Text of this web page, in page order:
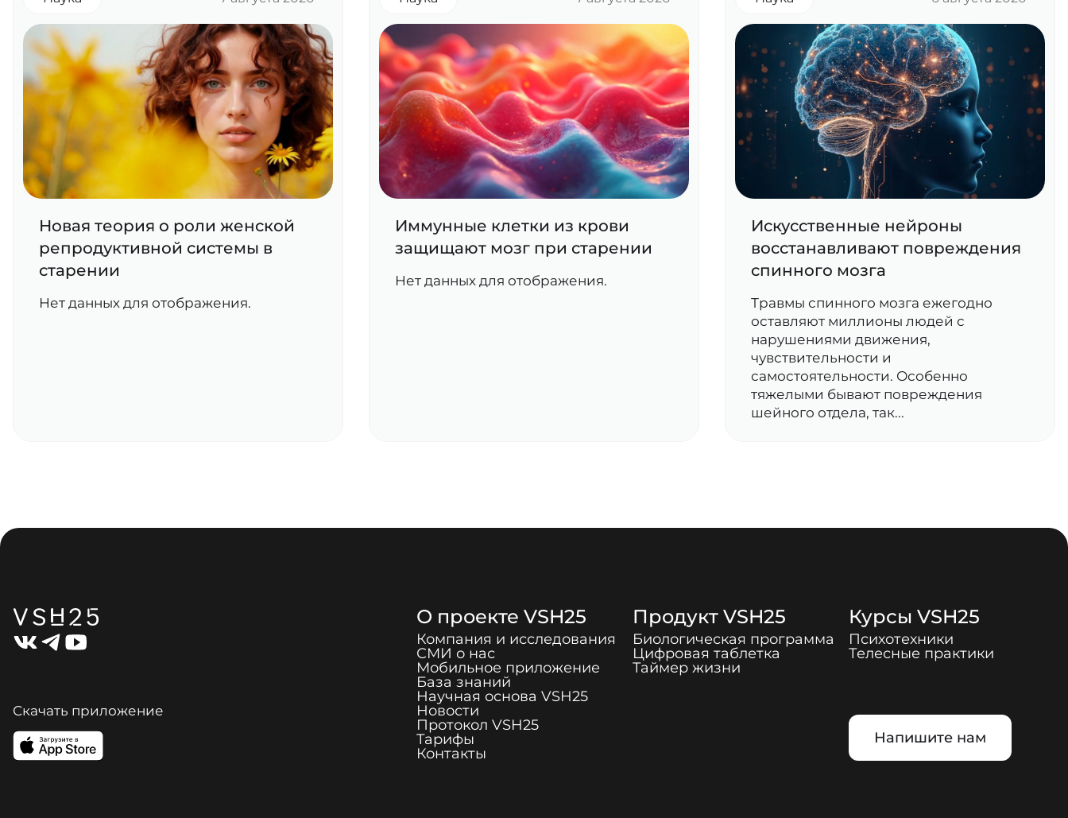
Новая теория о роли женской
репродуктивной системы в
старении
Нет данных для отображения.
Иммунные клетки из крови
защищают мозг при старении
Нет данных для отображения.
Искусственные нейроны
восстанавливают повреждения
спинного мозга
Травмы спинного мозга ежегодно
оставляют миллионы людей с
нарушениями движения,
чувствительности и
самостоятельности. Особенно
тяжелыми бывают повреждения
шейного отдела, так...
Скачать приложение
О проекте VSH25
Компания и исследования
СМИ о нас
Мобильное приложение
База знаний
Научная основа VSH25
Новости
Протокол VSH25
Тарифы
Контакты
Продукт VSH25
Биологическая программа
Цифровая таблетка
Таймер жизни
Курсы VSH25
Психотехники
Телесные практики
Напишите нам